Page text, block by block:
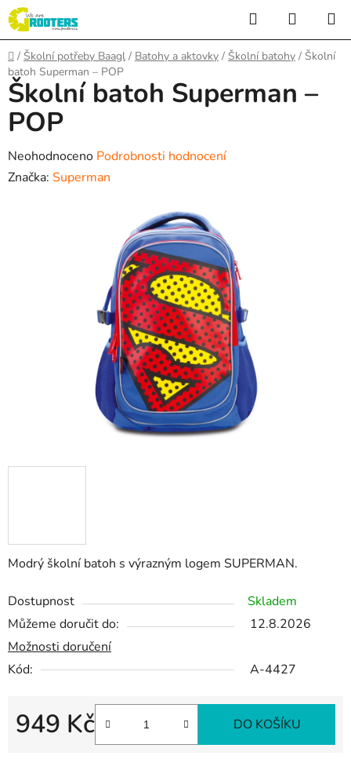
Přejít
na
obsah
Hledat
KOŠÍK
Domů
/ Školní potřeby Baagl / Batohy a aktovky / Školní batohy / Školní
batoh Superman – POP
Modrý školní batoh s výrazným logem SUPERMAN.
Dostupnost
Skladem
Můžeme doručit do:
12.8.2026
Možnosti doručení
Kód:
A-4427
949 Kč DO KOŠÍKU
Školní batoh Superman –
POP
Průměrné
hodnocení
Neohodnoceno Podrobnosti hodnocení
Značka: Superman